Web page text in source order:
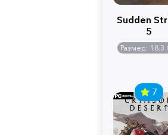
Sudden
5
Размер: 18.3
7